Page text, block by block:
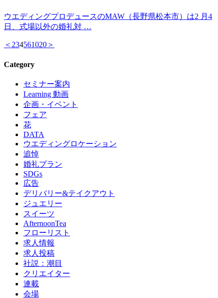
ウエディングプロデュースのMAW（長野県松本市）は2 月4
日、式場以外の婚礼対 …
＜ 234561020 ＞
Category
セミナー案内
Learning 動画
企画・イベント
フェア
花
DATA
ウエディングロケーション
追悼
婚礼プラン
SDGs
広告
デリバリー&テイクアウト
ジュエリー
スイーツ
AfternoonTea
フローリスト
求人情報
求人投稿
社説：潮目
クリエイター
連載
会場